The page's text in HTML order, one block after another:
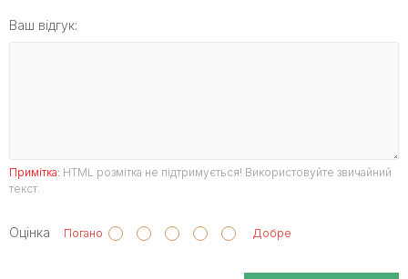
Ваш відгук:
Примітка: HTML розмітка не підтримується! Використовуйте звичайний
текст.
Оцінка Погано Добре